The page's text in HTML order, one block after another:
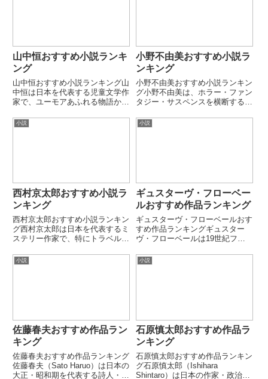
山中恒おすすめ小説ランキ
ング
山中恒おすすめ小説ランキング山
中恒は日本を代表する児童文学作
家で、ユーモアあふれる物語から
けました。子どもの視点を大切に
小野不由美おすすめ小説ラ
ンキング
小野不由美おすすめ小説ランキン
グ小野不由美は、ホラー・ファン
タジー・サスペンスを横断する物
す。緻密な設定と心理描写、そし
小説
西村京太郎おすすめ小説ラ
ンキング
西村京太郎おすすめ小説ランキン
グ西村京太郎は日本を代表するミ
ステリー作家で、特にトラベルミ
ペンス）を確立したことで知られ
ています。時刻表トリックや広域
小説
ギュスターヴ・フローベー
ルおすすめ作品ランキング
ギュスターヴ・フローベールおす
すめ作品ランキングギュスター
ヴ・フローベールは19世紀フラ
した文体の精密さと客観描写への
こだわりで、近代小説の完成者の
小説
佐藤春夫おすすめ作品ラン
キング
佐藤春夫おすすめ作品ランキング
佐藤春夫（Sato Haruo）は日本の
大正・昭和期を代表する詩人・小
小説
石原慎太郎おすすめ作品ラ
ンキング
石原慎太郎おすすめ作品ランキン
グ石原慎太郎（Ishihara
Shintaro）は日本の作家・政治家